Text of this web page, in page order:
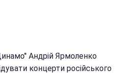
Андрій Ярмоленко
концерти російського